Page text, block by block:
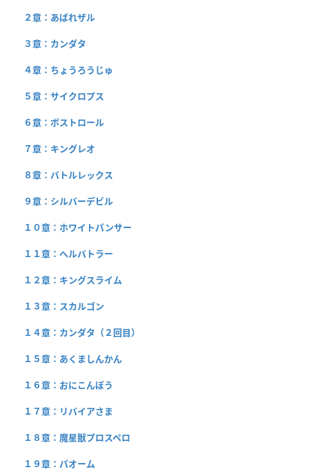
２章：あばれザル
３章：カンダタ
４章：ちょうろうじゅ
５章：サイクロプス
６章：ボストロール
７章：キングレオ
８章：バトルレックス
９章：シルバーデビル
１０章：ホワイトパンサー
１１章：ヘルバトラー
１２章：キングスライム
１３章：スカルゴン
１４章：カンダタ（２回目）
１５章：あくましんかん
１６章：おにこんぼう
１７章：リバイアさま
１８章：魔星獣プロスペロ
１９章：パオーム